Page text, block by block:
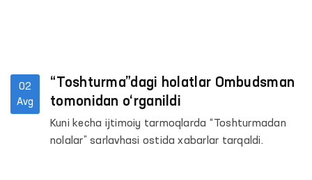
02
Avg
“Toshturma”dagi holatlar Ombudsman
tomonidan o‘rganildi
Kuni kecha ijtimoiy tarmoqlarda “Toshturmadan
nolalar” sarlavhasi ostida xabarlar tarqaldi.